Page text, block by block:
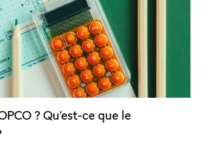
? Qu’est-ce que le